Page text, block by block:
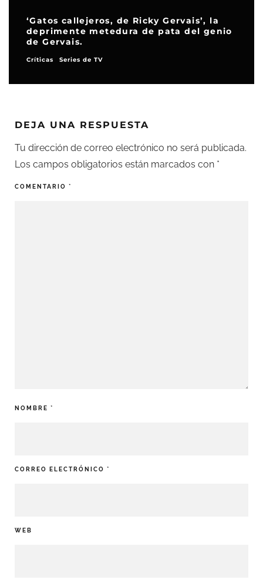
‘Gatos callejeros, de Ricky Gervais’, la
deprimente metedura de pata del genio
de Gervais.
Críticas Series de TV
DEJA UNA RESPUESTA
Tu dirección de correo electrónico no será publicada.
Los campos obligatorios están marcados con *
COMENTARIO *
NOMBRE *
CORREO ELECTRÓNICO *
WEB